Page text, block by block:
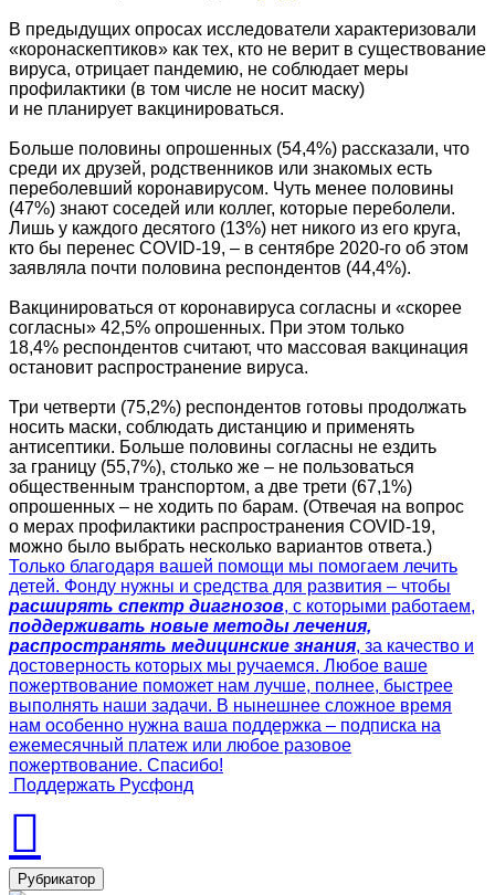
В предыдущих опросах исследователи характеризовали
«коронаскептиков» как тех, кто не верит в существование
вируса, отрицает пандемию, не соблюдает меры
профилактики (в том числе не носит маску)
и не планирует вакцинироваться.
Больше половины опрошенных (54,4%) рассказали, что
среди их друзей, родственников или знакомых есть
переболевший коронавирусом. Чуть менее половины
(47%) знают соседей или коллег, которые переболели.
Лишь у каждого десятого (13%) нет никого из его круга,
кто бы перенес COVID-19, – в сентябре 2020-го об этом
заявляла почти половина респондентов (44,4%).
Вакцинироваться от коронавируса согласны и «скорее
согласны» 42,5% опрошенных. При этом только
18,4% респондентов считают, что массовая вакцинация
остановит распространение вируса.
Три четверти (75,2%) респондентов готовы продолжать
носить маски, соблюдать дистанцию и применять
антисептики. Больше половины согласны не ездить
за границу (55,7%), столько же – не пользоваться
общественным транспортом, а две трети (67,1%)
опрошенных – не ходить по барам. (Отвечая на вопрос
о мерах профилактики распространения COVID-19,
можно было выбрать несколько вариантов ответа.)
Только благодаря вашей помощи мы помогаем лечить
детей. Фонду нужны и средства для развития – чтобы
расширять спектр диагнозов, с которыми работаем,
поддерживать новые методы лечения,
распространять медицинские знания, за качество и
достоверность которых мы ручаемся. Любое ваше
пожертвование поможет нам лучше, полнее, быстрее
выполнять наши задачи. В нынешнее сложное время
нам особенно нужна ваша поддержка – подписка на
ежемесячный платеж или любое разовое
пожертвование. Спасибо!
Поддержать Русфонд
Рубрикатор